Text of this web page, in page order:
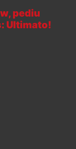
pediu
Ultimato!